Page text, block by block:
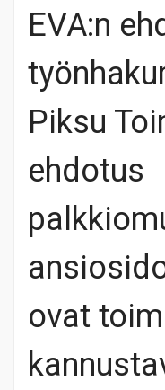
EVA:n
Piksu
ehdotus
ovat